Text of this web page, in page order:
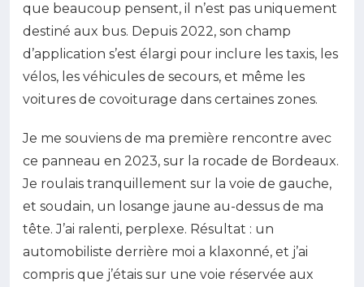
que beaucoup pensent, il n’est pas uniquement
destiné aux bus. Depuis 2022, son champ
d’application s’est élargi pour inclure les taxis, les
vélos, les véhicules de secours, et même les
voitures de covoiturage dans certaines zones.
Je me souviens de ma première rencontre avec
ce panneau en 2023, sur la rocade de Bordeaux.
Je roulais tranquillement sur la voie de gauche,
et soudain, un losange jaune au-dessus de ma
tête. J’ai ralenti, perplexe. Résultat : un
automobiliste derrière moi a klaxonné, et j’ai
compris que j’étais sur une voie réservée aux